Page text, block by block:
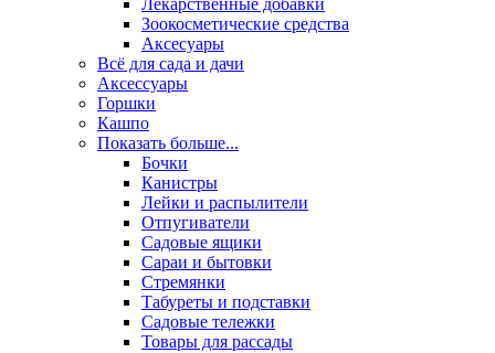
Лекарственные добавки
Зоокосметические средства
Аксесуары
Всё для сада и дачи
Аксессуары
Горшки
Кашпо
Показать больше...
Бочки
Канистры
Лейки и распылители
Отпугиватели
Садовые ящики
Сараи и бытовки
Стремянки
Табуреты и подставки
Садовые тележки
Товары для рассады